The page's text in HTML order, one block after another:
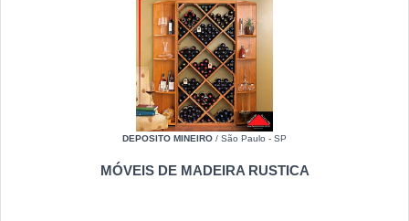
DEPOSITO MINEIRO / São Paulo - SP
MÓVEIS DE MADEIRA RUSTICA